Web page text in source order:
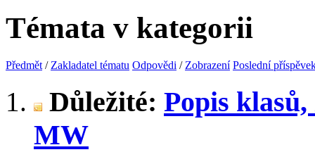
Témata v kategorii
Předmět / Zakladatel tématu Odpovědi / Zobrazení Poslední
Důležité: Popis
MW